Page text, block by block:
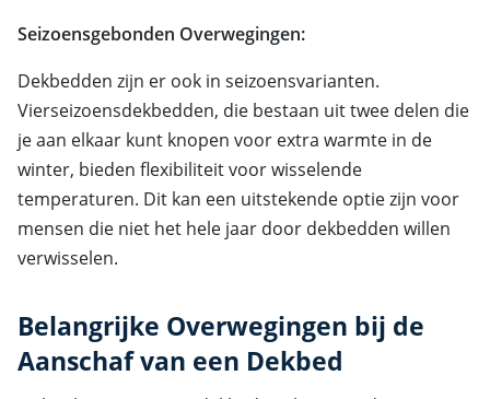
Seizoensgebonden Overwegingen:
Dekbedden zijn er ook in seizoensvarianten.
Vierseizoensdekbedden, die bestaan uit twee delen die
je aan elkaar kunt knopen voor extra warmte in de
winter, bieden flexibiliteit voor wisselende
temperaturen. Dit kan een uitstekende optie zijn voor
mensen die niet het hele jaar door dekbedden willen
verwisselen.
Belangrijke Overwegingen bij de
Aanschaf van een Dekbed